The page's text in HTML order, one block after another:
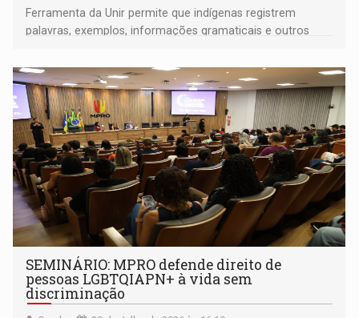
Ferramenta da Unir permite que indígenas registrem
palavras, exemplos, informações gramaticais e outros
SEMINÁRIO: MPRO defende direito de
pessoas LGBTQIAPN+ à vida sem
discriminação